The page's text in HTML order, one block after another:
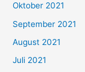
n
n
a
Oktober 2021
September 2021
August 2021
Juli 2021